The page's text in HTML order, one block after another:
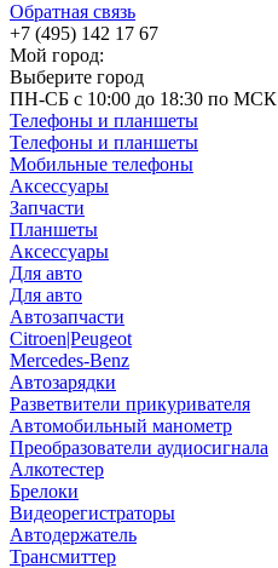
Обратная связь
+7 (495) 142 17 67
Мой город:
Выберите город
ПН-СБ с 10:00 до 18:30 по МСК
Телефоны и планшеты
Телефоны и планшеты
Мобильные телефоны
Аксессуары
Запчасти
Планшеты
Аксессуары
Для авто
Для авто
Автозапчасти
Citroen|Peugeot
Mercedes-Benz
Автозарядки
Разветвители прикуривателя
Автомобильный манометр
Преобразователи аудиосигнала
Алкотестер
Брелоки
Видеорегистраторы
Автодержатель
Трансмиттер